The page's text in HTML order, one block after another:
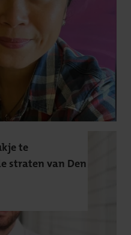
te
straten van Den